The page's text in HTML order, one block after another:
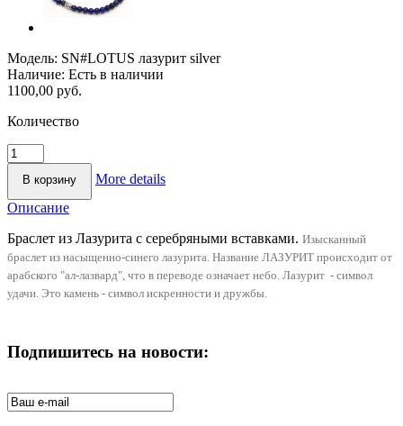
Модель: SN#LOTUS лазурит silver
Наличие: Есть в наличии
1100,00 руб.
Количество
More details
Описание
Браслет из Лазурита с серебряными вставками. Изысканный
браслет из насыщенно-синего лазурита. Название ЛАЗУРИТ происходит от
арабского "ал-лазвард", что в переводе означает небо. Лазурит - символ
удачи. Это камень - символ искренности и дружбы.
Подпишитесь на новости: